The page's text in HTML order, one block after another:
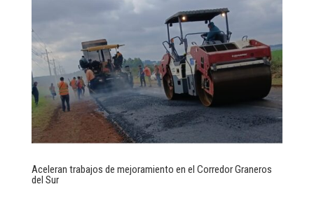
Aceleran trabajos de mejoramiento en el Corredor Graneros
del Sur